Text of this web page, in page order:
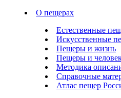
О пещерах
Естественные
Искусственные
Пещеры и жизнь
Пещеры и
Методика
Справочные
Атлас пещер